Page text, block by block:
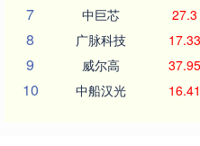
7 中巨芯 27.3
8 广脉科技 17.33
9 威尔高 37.95
10 中船汉光 16.41